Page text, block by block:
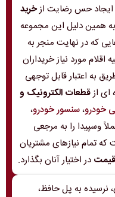
ایجاد حس رضایت ازخرید
همین دلیل این مجموعه
که در نهایت منجر به
مورد نیاز خریداران
به اعتبار قابل توجهی
ازقطعات الکترونیک و
خودرو،سنسور خودرو،
وسپیدا را به مرجعی
تمام نیازهای مشتریان
در اختیار آنان بگذارد.
نرسیده به پل حافظ،